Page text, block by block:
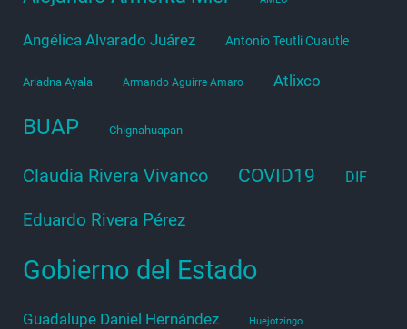
Angélica Alvarado Juárez Antonio Teutli Cuautle
Ariadna Ayala Armando Aguirre Amaro Atlixco
BUAP Chignahuapan
Claudia Rivera Vivanco COVID19 DIF
Eduardo Rivera Pérez
Gobierno del Estado
Guadalupe Daniel Hernández Huejotzingo